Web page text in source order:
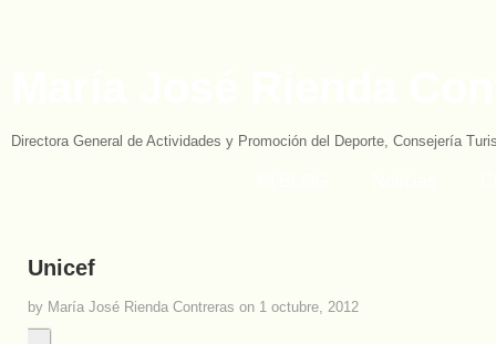
Directora General de Actividades y Promoción del Deporte, Consejería
Unicef
by María José Rienda Contreras on 1 octubre, 2012